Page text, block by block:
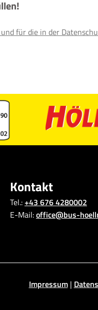
für die in der
Kontakt
Tel.:+43 676 4280002
E-Mail:office@bus-
Impressum|